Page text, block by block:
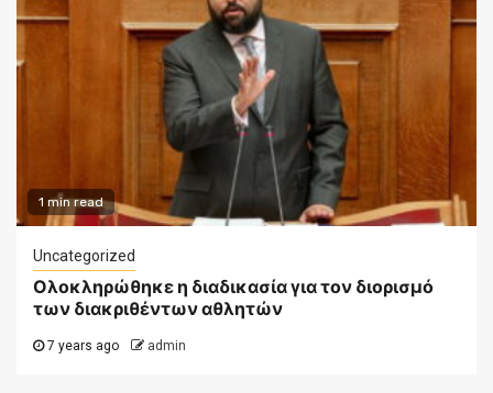
1 min read
Uncategorized
Ολοκληρώθηκε η διαδικασία για τον διορισμό
των διακριθέντων αθλητών
7 years ago admin